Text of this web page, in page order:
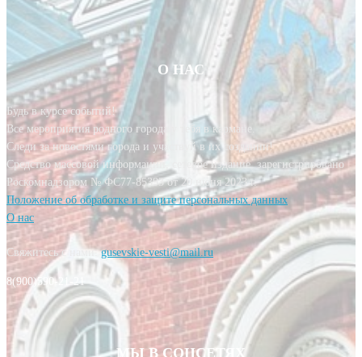
О НАС
Будь в курсе событий!
Все мероприятия родного города у тебя в кармане.
Следи за новостями города и участвуй в их создании!
Средство массовой информации, сетевое издание, зарегистрировано
Роскомнадзором № ФС77-85393 от 20 июня 2023 г.
Положение об обработке и защите персональных данных
О нас
Свяжитесь с нами:gusevskie-vesti@mail.ru
8(900)590-21-21
МЫ В СОЦСЕТЯХ